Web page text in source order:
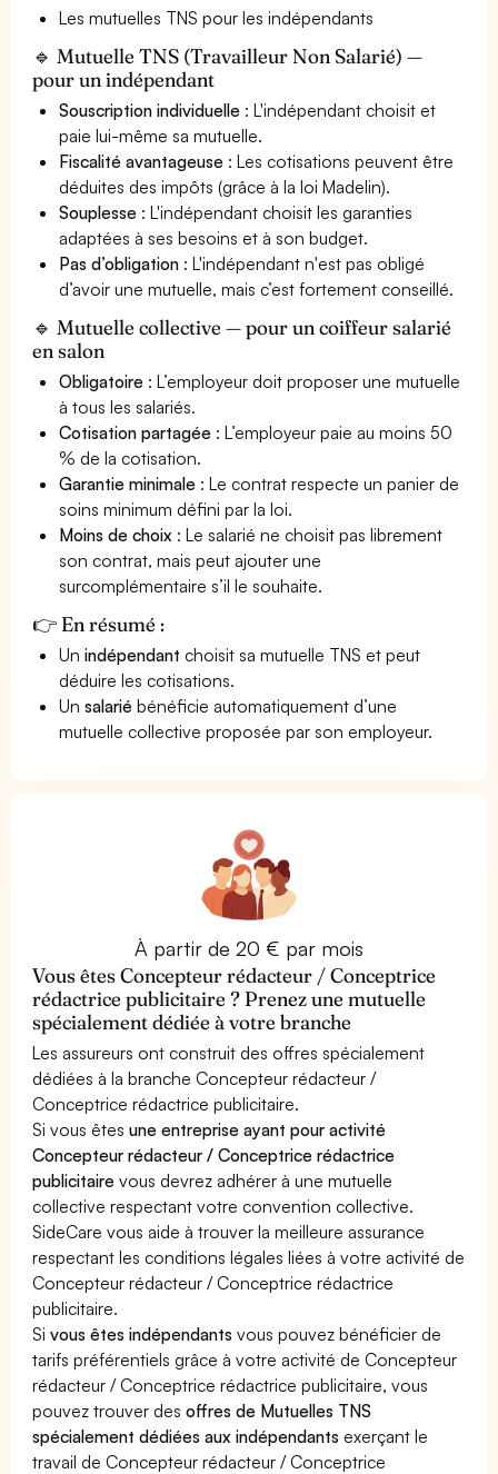
Les mutuelles TNS pour les indépendants
🔹 Mutuelle TNS (Travailleur Non Salarié) —
pour un indépendant
Souscription individuelle : L'indépendant choisit et
paie lui-même sa mutuelle.
Fiscalité avantageuse : Les cotisations peuvent être
déduites des impôts (grâce à la loi Madelin).
Souplesse : L'indépendant choisit les garanties
adaptées à ses besoins et à son budget.
Pas d’obligation : L'indépendant n'est pas obligé
d’avoir une mutuelle, mais c’est fortement conseillé.
🔹 Mutuelle collective — pour un coiffeur salarié
en salon
Obligatoire : L’employeur doit proposer une mutuelle
à tous les salariés.
Cotisation partagée : L’employeur paie au moins 50
% de la cotisation.
Garantie minimale : Le contrat respecte un panier de
soins minimum défini par la loi.
Moins de choix : Le salarié ne choisit pas librement
son contrat, mais peut ajouter une
surcomplémentaire s’il le souhaite.
👉 En résumé :
Unindépendant choisit sa mutuelle TNS et peut
déduire les cotisations.
Unsalarié bénéficie automatiquement d’une
mutuelle collective proposée par son employeur.
À partir de 20 € par mois
Vous êtes Concepteur rédacteur / Conceptrice
rédactrice publicitaire ? Prenez une mutuelle
spécialement dédiée à votre branche
Les assureurs ont construit des offres spécialement
dédiées à la branche Concepteur rédacteur /
Conceptrice rédactrice publicitaire.
Si vous êtesune entreprise ayant pour activité
Concepteur rédacteur / Conceptrice rédactrice
publicitaire vous devrez adhérer à une mutuelle
collective respectant votre convention collective.
SideCare vous aide à trouver la meilleure assurance
respectant les conditions légales liées à votre activité de
Concepteur rédacteur / Conceptrice rédactrice
publicitaire.
Sivous êtes indépendants vous pouvez bénéficier de
tarifs préférentiels grâce à votre activité de Concepteur
rédacteur / Conceptrice rédactrice publicitaire, vous
pouvez trouver desoffres de Mutuelles TNS
spécialement dédiées aux indépendants exerçant le
travail de Concepteur rédacteur / Conceptrice